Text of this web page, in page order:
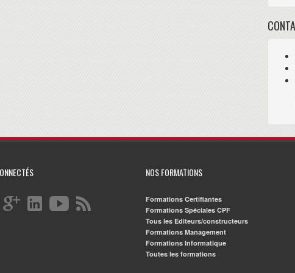
NOS FORMATIONS
Formations Certifiantes
Formations Spéciales CPF
Tous les Editeurs/constructeurs
Formations Management
Formations Informatique
Toutes les formations